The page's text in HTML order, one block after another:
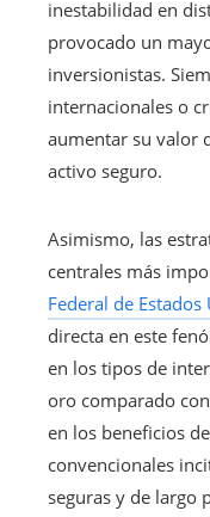
inestabilidad en
provocado un
inversionistas.
internacionales o
aumentar su valor
activo seguro.
Asimismo, las
centrales más
Federal de Estados
directa en este
en los tipos de
oro comparado
en los beneficios
convencionales
seguras y de largo